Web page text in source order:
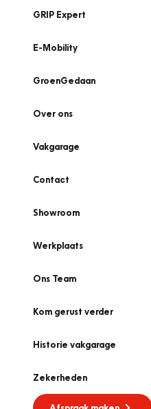
GRIP Expert
E-Mobility
GroenGedaan
Over ons
Vakgarage
Contact
Showroom
Werkplaats
Ons Team
Kom gerust verder
Historie vakgarage
Zekerheden